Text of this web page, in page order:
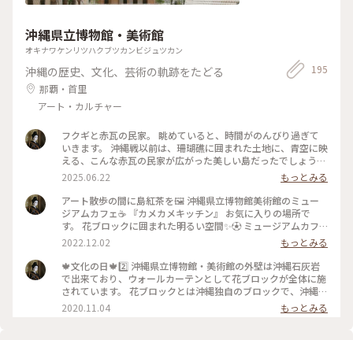
沖縄県立博物館・美術館
オキナワケンリツハクブツカンビジュツカン
沖縄の歴史、文化、芸術の軌跡をたどる
那覇・首里
アート・カルチャー
195
フクギと赤瓦の民家。 眺めていると、時間がのんびり過ぎて
いきます。 沖縄戦以前は、珊瑚礁に囲まれた土地に、青空に映
える、こんな赤瓦の民家が広がった美しい島だったでしょう。
戦後復興後は、コンクリートの建物ばかりになりましたが、ま
たこんな風景が戻るといいなぁ〜。 博物館敷地内にあります。
#沖縄 #フクギ #沖縄県立博物館美術館 #シーサー #ゆるり夏時
間
2025.06.22
もっとみる
アート散歩の間に島紅茶を🖼 沖縄県立博物館美術館のミュー
ジアムカフェ☕️ 『カメカメキッチン』 お気に入りの場所で
す。 花ブロックに囲まれた明るい空間✨⚽️ ミュージアムカフ
ェってどこもいいですよね！ 沖縄では近年、紅茶やコーヒー
の栽培が注目されています。 特に紅茶は全国品評会でグランプ
リをとるほどのクオリティです🌱 沖縄はティーベルトに位置
しており、特有の赤土が向いているそう。 近い将来、島豆腐や
島バナナの様に、島紅茶、島コーヒーと親しまれる事でしょ
う。 先日の日曜日は久しぶりの青空で汗ばむ陽気だったので県
産紅茶をアイスで！ 美味しさがギュッと詰まったオートミー
2022.12.02
もっとみる
🍁文化の日🍁2️⃣ 沖縄県立博物館・美術館の外壁は沖縄石灰岩
で出来ており、ウォールカーテンとして花ブロックが全体に施
されています。 花ブロックとは沖縄独自のブロックで、沖縄の
強い日差しを遮りつつ、光と風を通し、プライベート空間も確
保出来るという、穴の開いたブロックです。 戦前の沖縄はほと
2020.11.04 もっとみる